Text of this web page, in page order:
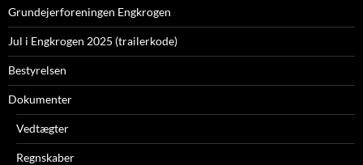
Grundejerforeningen Engkrogen
Jul i Engkrogen 2025 (trailerkode)
Bestyrelsen
Dokumenter
Vedtægter
Regnskaber